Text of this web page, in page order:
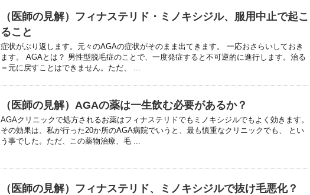
（医師の見解）フィナステリド・ミノキシジル、服用中止で起こ
ること
症状がぶり返します。元々のAGAの症状がそのまま出てきます。 一応おさらいしておき
ます。 AGAとは？ 男性型脱毛症のことで、一度発症すると不可逆的に進行します。治る
＝元に戻すことはできません。ただ、 ...
（医師の見解）AGAの薬は一生飲む必要があるか？
AGAクリニックで処方されるお薬はフィナステリドでもミノキシジルでもよく効きます。
その効果は、私が行った20か所のAGA病院でいうと、最も慎重なクリニックでも、 とい
う事でした。ただ、この薬物治療、毛 ...
（医師の見解）フィナステリド、ミノキシジルで抜け毛悪化？